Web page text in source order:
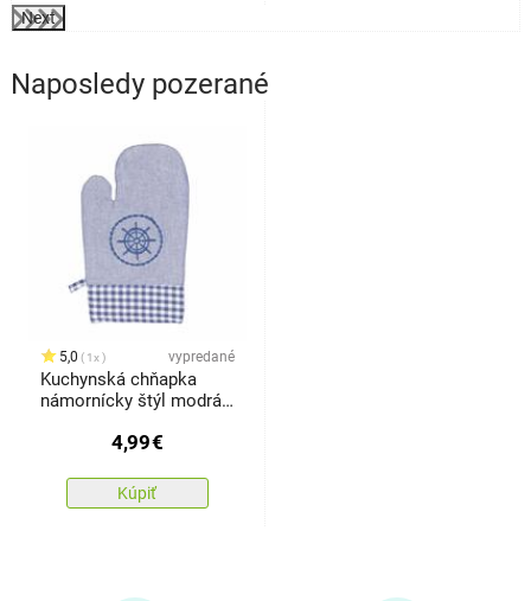
Next
Naposledy pozerané
5,0 1x vypredané
Kuchynská chňapka
námornícky štýl modrá,
4,99€
Kúpiť